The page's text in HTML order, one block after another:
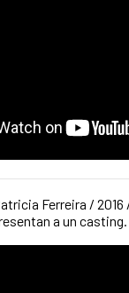
Ferreira /
a un casting.